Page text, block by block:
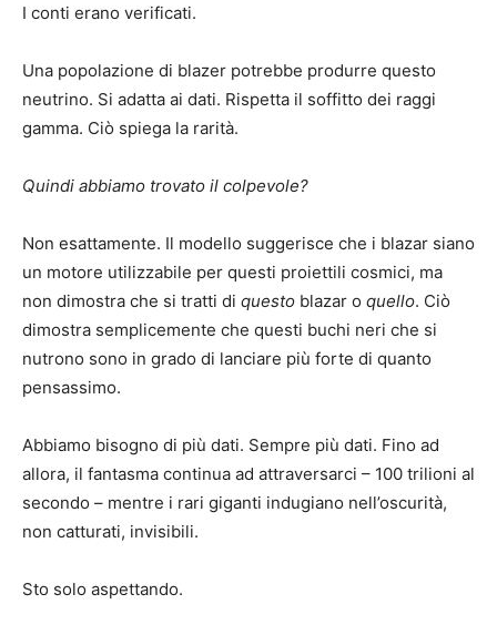
I conti erano verificati.
Una popolazione di blazer potrebbe produrre questo
neutrino. Si adatta ai dati. Rispetta il soffitto dei raggi
gamma. Ciò spiega la rarità.
Quindi abbiamo trovato il colpevole?
Non esattamente. Il modello suggerisce che i blazar siano
un motore utilizzabile per questi proiettili cosmici, ma
non dimostra che si tratti di questo blazar o quello. Ciò
dimostra semplicemente che questi buchi neri che si
nutrono sono in grado di lanciare più forte di quanto
pensassimo.
Abbiamo bisogno di più dati. Sempre più dati. Fino ad
allora, il fantasma continua ad attraversarci – 100 trilioni al
secondo – mentre i rari giganti indugiano nell’oscurità,
non catturati, invisibili.
Sto solo aspettando.